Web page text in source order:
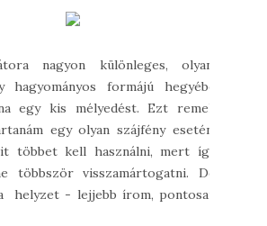
nagyon különleges, olyan,
hagyományos formájú hegyébe
egy kis mélyedést. Ezt remek
egy olyan szájfény esetén,
többet kell használni, mert így
többször visszamártogatni. De
helyzet - lejjebb írom, pontosan